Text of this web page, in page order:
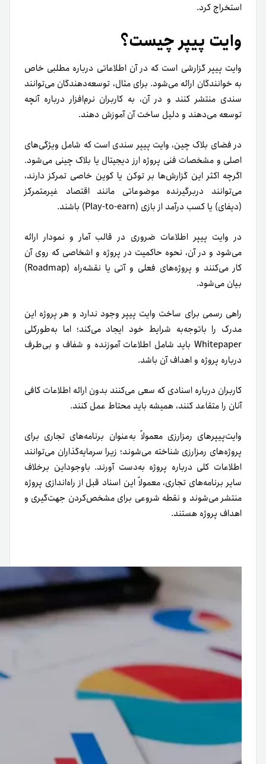
استخراج کرد.
وایت پیپر چیست؟
وایت پیپر گزارشی است که در آن اطلاعاتی درباره مطلبی خاص
به خوانندگان ارائه می‌شود. برای مثال، توسعه‌دهندگان می‌توانند
سندی منتشر کنند و در آن، به کاربران نرم‌افزار درباره آنچه
توسعه می‌دهند و دلیل ساخت آن آموزش دهند.
در فضای بلاک چین، وایت پیپر سندی است که شامل ویژگی‌های
اصلی و مشخصات فنی پروژه ارز دیجیتال یا بلاک چینی می‌شود.
اگرچه اکثر این گزارش‌ها بر توکن یا کوین خاصی تمرکز دارند،
می‌توانند دربرگیرنده موضوعاتی مانند اقتصاد غیرمتمرکز
(دیفای) یا کسب درآمد از بازی (Play-to-earn) باشند.
در وایت پیپر اطلاعات ضروری در قالب آمار و نمودار ارائه
می‌شود و در آن، نحوه حاکمیت در پروژه و اشخاصی که روی آن
کار می‌کنند و پروژه‌های فعلی و آتی یا نقشه‌راه (Roadmap)
بیان می‌شود.
راهی رسمی برای ساخت وایت پیپر وجود ندارد و هر پروژه این
مدرک را با‌توجه‌به شرایط خود ایجاد می‌کند؛ اما به‌طورکلی
Whitepaper باید شامل اطلاعات آموزنده و شفاف و بی‌طرف
درباره پروژه و اهداف آن باشد.
کاربران درباره اسنادی که سعی می‌کنند بدون ارائه اطلاعات کافی
آنان را متقاعد کنند، همیشه باید محتاط عمل کنند.
وایت‌پیپرهای رمزارزی معمولاً به‌عنوان برنامه‌های تجاری برای
پروژه‌های رمزارزی شناخته می‌شوند؛ زیرا سرمایه‌گذاران می‌توانند
اطلاعات کلی درباره پروژه به‌دست آورند. باوجوداین برخلاف
سایر برنامه‌های تجاری، معمولاً این اسناد قبل از راه‌اندازی پروژه
منتشر می‌شوند و نقطه شروعی برای مشخص‌کردن جهت‌گیری و
اهداف پروژه هستند.